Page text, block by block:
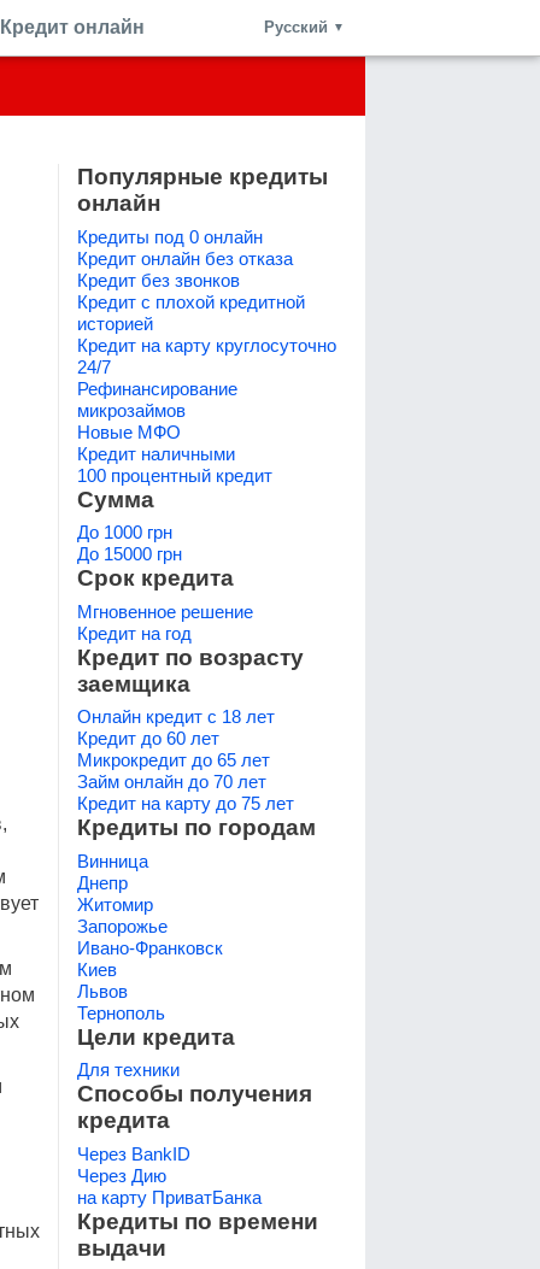
Кредит онлайн Русский ▼
Популярные кредиты
онлайн
Кредиты под 0 онлайн
Кредит онлайн без отказа
Кредит без звонков
Кредит с плохой кредитной
историей
Кредит на карту круглосуточно
24/7
Рефинансирование
микрозаймов
Новые МФО
Кредит наличными
100 процентный кредит
Сумма
До 1000 грн
До 15000 грн
Срок кредита
Мгновенное решение
Кредит на год
Кредит по возрасту
заемщика
Онлайн кредит с 18 лет
Кредит до 60 лет
Микрокредит до 65 лет
Займ онлайн до 70 лет
Кредит на карту до 75 лет
Кредиты по городам
Винница
Днепр
Житомир
Запорожье
Ивано-Франковск
Киев
Львов
Тернополь
Цели кредита
Для техники
Способы получения
кредита
Через BankID
Через Дию
на карту ПриватБанка
Кредиты по времени
выдачи